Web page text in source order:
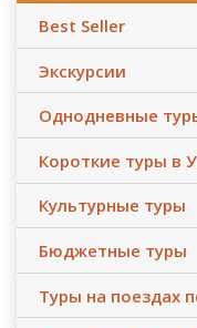
Best Seller
Экскурсии
Однодневные
Короткие туры в
Культурные туры
Бюджетные туры
Туры на поездах